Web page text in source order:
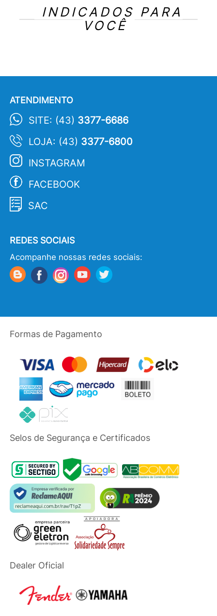
INDICADOS PARA
VOCÊ
ATENDIMENTO
SITE: (43) 3377-6686
LOJA: (43) 3377-6800
INSTAGRAM
FACEBOOK
SAC
REDES SOCIAIS
Acompanhe nossas redes sociais:
Formas de Pagamento
Selos de Segurança e Certificados
Dealer Oficial